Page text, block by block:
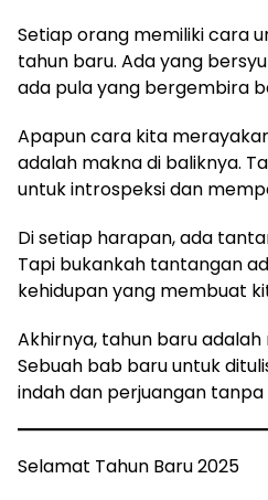
Setiap orang memiliki cara
tahun baru. Ada yang
ada pula yang bergembira
Apapun cara kita
adalah makna di baliknya.
untuk introspeksi dan
Di setiap harapan, ada
Tapi bukankah tantangan
kehidupan yang membuat
Akhirnya, tahun baru
Sebuah bab baru untuk
indah dan perjuangan tanpa
Selamat Tahun Baru 2025